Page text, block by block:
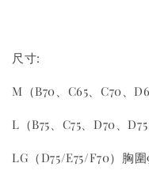
尺寸:
M（B70、C65、C70、
L（B75、C75、D70、
LG（D75/E75/F70）胸